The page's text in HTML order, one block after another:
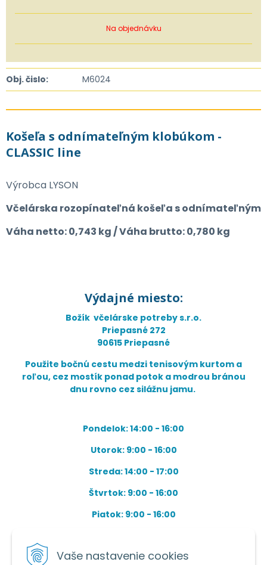
Vaše nastavenie cookies
Na objednávku
Obj. čislo: M6024
Košeľa s odnímateľným klobúkom -
CLASSIC line
Výrobca LYSON
Včelárska rozopínateľná košeľa s odnímateľným
Váha netto: 0,743 kg / Váha brutto: 0,780 kg
Výdajné miesto:
Božík včelárske potreby s.r.o.
Priepasné 272
90615 Priepasné
Použite bočnú cestu medzi tenisovým kurtom a
roľou, cez mostík ponad potok a modrou bránou
dnu rovno cez silážnu jamu.
Pondelok: 14:00 - 16:00
Utorok: 9:00 - 16:00
Streda: 14:00 - 17:00
Štvrtok: 9:00 - 16:00
Piatok: 9:00 - 16:00